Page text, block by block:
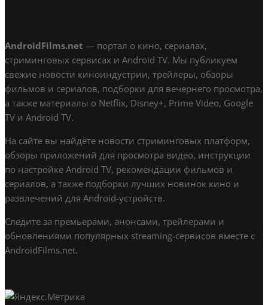
AndroidFilms.net — портал о кино, сериалах,
стриминговых сервисах и Android TV. Мы публикуем
свежие новости киноиндустрии, трейлеры, обзоры
фильмов и сериалов, подборки для вечернего просмотра,
а также материалы о Netflix, Disney+, Prime Video, Google
TV и Android TV.
На сайте вы найдёте новости стриминговых платформ,
обзоры приложений для просмотра видео, инструкции
по настройке Android TV, рекомендации фильмов и
сериалов, а также подборки лучших новинок кино и
развлечений для Android-устройств.
Следите за премьерами, анонсами, трейлерами и
обновлениями популярных streaming-сервисов вместе с
AndroidFilms.net.